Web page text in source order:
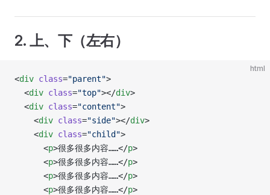
2. 上、下（左右）
html
<div class="parent">
  <
div class="top"></div>
  <
div class="content">
    <
div class="side"></div>
    <
div class="child">
      <
p>很多很多内容……</p>
      <
p>很多很多内容……</p>
      <
p>很多很多内容……</p>
      <
p>很多很多内容……</p>